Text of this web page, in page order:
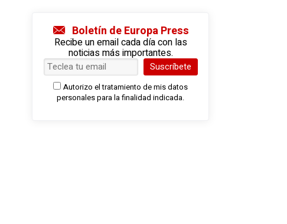
Boletín de Europa Press
Recibe un email cada día con las
noticias más importantes.
Suscríbete
Autorizo el tratamiento de mis datos
personales para la finalidad indicada.